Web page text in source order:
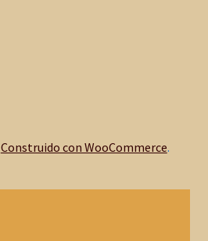
Construido con WooCommerce.